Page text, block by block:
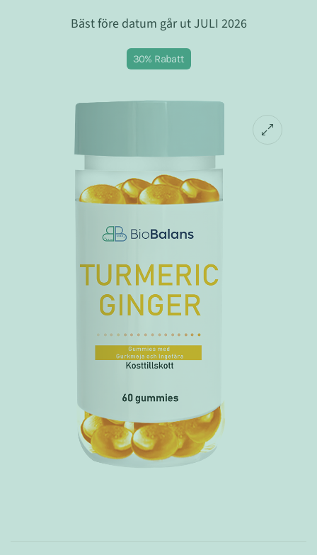
Bäst före datum går ut JULI 2026
30% Rabatt